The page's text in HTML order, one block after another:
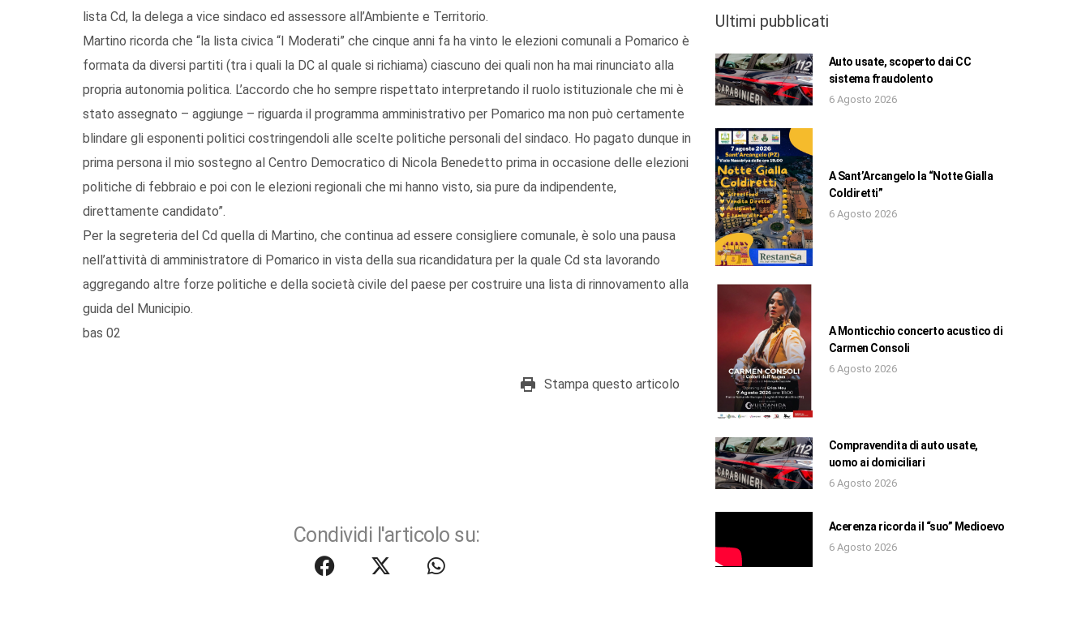
lista Cd, la delega a vice sindaco ed assessore all’Ambiente e Territorio.
Martino ricorda che “la lista civica “I Moderati” che cinque anni fa ha vinto le elezioni comunali a Pomarico è
formata da diversi partiti (tra i quali la DC al quale si richiama) ciascuno dei quali non ha mai rinunciato alla
propria autonomia politica. L’accordo che ho sempre rispettato interpretando il ruolo istituzionale che mi è
stato assegnato – aggiunge – riguarda il programma amministrativo per Pomarico ma non può certamente
blindare gli esponenti politici costringendoli alle scelte politiche personali del sindaco. Ho pagato dunque in
prima persona il mio sostegno al Centro Democratico di Nicola Benedetto prima in occasione delle elezioni
politiche di febbraio e poi con le elezioni regionali che mi hanno visto, sia pure da indipendente,
direttamente candidato”.
Per la segreteria del Cd quella di Martino, che continua ad essere consigliere comunale, è solo una pausa
nell’attività di amministratore di Pomarico in vista della sua ricandidatura per la quale Cd sta lavorando
aggregando altre forze politiche e della società civile del paese per costruire una lista di rinnovamento alla
guida del Municipio.
bas 02
Stampa questo articolo
Condividi l'articolo su:
Ultimi pubblicati
Auto usate, scoperto dai CC
sistema fraudolento
6 Agosto 2026
A Sant’Arcangelo la “Notte Gialla
Coldiretti”
6 Agosto 2026
A Monticchio concerto acustico di
Carmen Consoli
6 Agosto 2026
Compravendita di auto usate,
uomo ai domiciliari
6 Agosto 2026
Acerenza ricorda il “suo” Medioevo
6 Agosto 2026